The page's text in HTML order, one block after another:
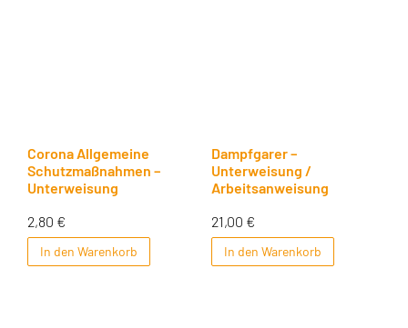
Corona Allgemeine
Schutzmaßnahmen –
Unterweisung
2,80 €
In den Warenkorb
Dampfgarer –
Unterweisung /
Arbeitsanweisung
21,00 €
In den Warenkorb